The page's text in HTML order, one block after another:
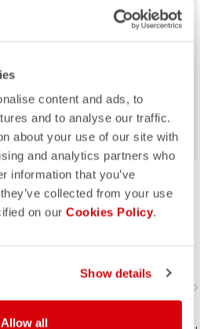
content and ads, to
and to analyse our traffic.
about your use of our site with
and analytics partners who
information that you’ve
collected from your use
on our Cookies Policy.
Show details
Allow all
ESPRESSO 2 CAP
CAD39.00